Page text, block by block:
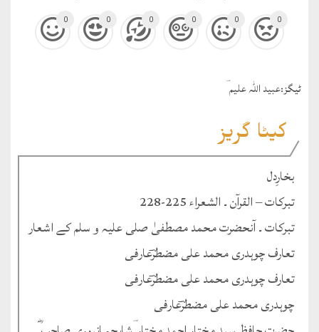
0 0 0 0 0 0
ٹيگز:عبید اللہ علیم ؔ
کیٹا گریز
بخارِدل
تبرکات – القرآن ۔ الشعراء 225-228
تبرکات ۔ آنحضرت محمد مصطفیٰ صلی علیہ و سلم کے اشعار
تعارف چوہدری محمد علی مضطرؔعارفی
تعارف چوہدری محمد علی مضطرؔعارفی
چوہدری محمد علی مضطرؔعارفی